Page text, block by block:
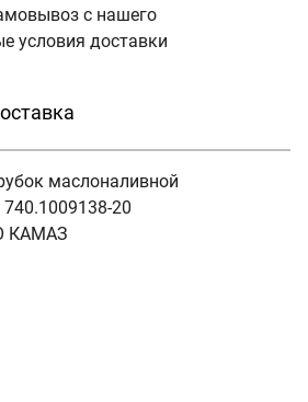
с нашего
условия доставки
маслоналивной
740.1009138-20
КАМАЗ